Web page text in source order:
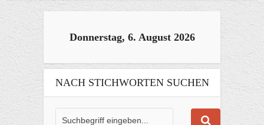
Donnerstag, 6. August 2026
NACH STICHWORTEN SUCHEN